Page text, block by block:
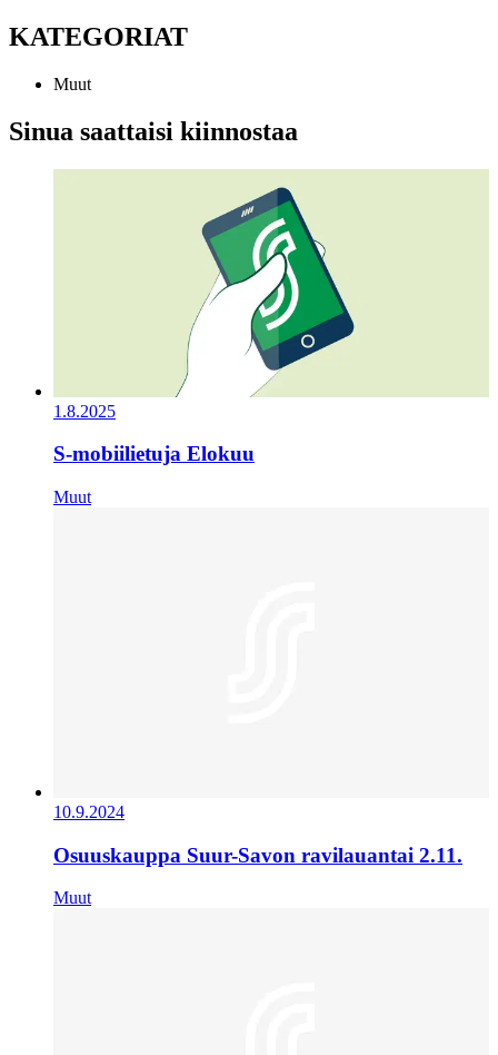
KATEGORIAT
Muut
Sinua saattaisi kiinnostaa
1.8.2025
S-mobiilietuja Elokuu
Muut
10.9.2024
Osuuskauppa Suur-Savon ravilauantai 2.11.
Muut